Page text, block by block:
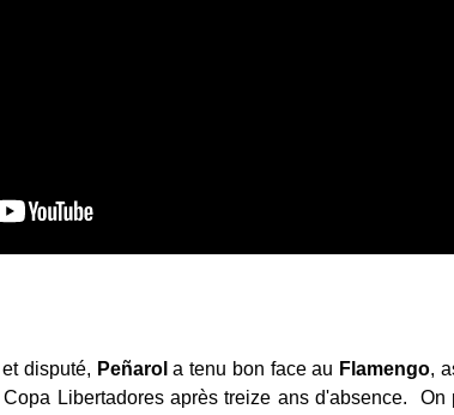
disputé, Peñarol a tenu bon face au Flamengo,
Libertadores après treize ans d'absence.
On